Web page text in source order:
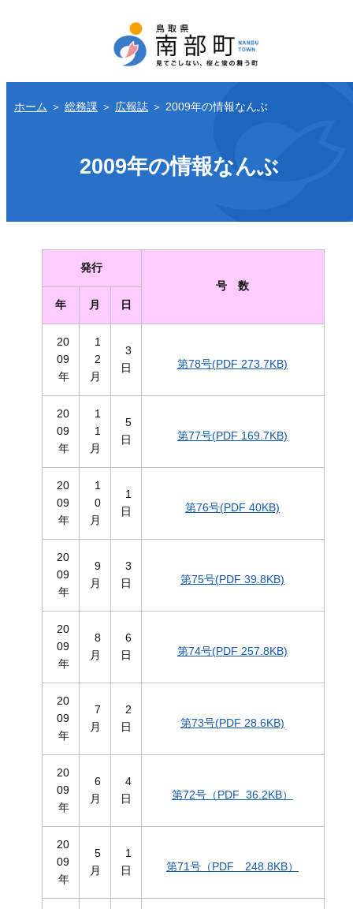
ホーム ＞ 総務課 ＞ 広報誌 ＞ 2009年の情報なんぶ
2009年の情報なんぶ
発行
号 数
年
月 日
20
09
年
1
2
月
3
日
第78号(PDF 273.7KB)
20
09
年
1
1
月
5
日
第77号(PDF 169.7KB)
20
09
年
1
0
月
1
日
第76号(PDF 40KB)
20
09
年
9
月
3
日
第75号(PDF 39.8KB)
20
09
年
8
月
6
日
第74号(PDF 257.8KB)
20
09
年
7
月
2
日
第73号(PDF 28.6KB)
20
09
年
6
月
4
日
第72号（PDF 36.2KB）
20
09
年
5
月
1
日
第71号（PDF 248.8KB）